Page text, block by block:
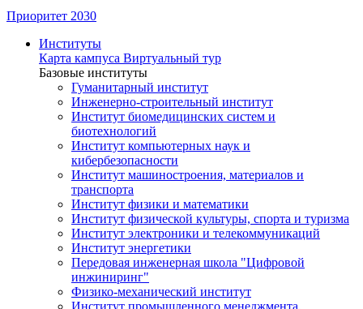
Приоритет 2030
Институты
Карта кампуса Виртуальный тур
Базовые институты
Гуманитарный институт
Инженерно-строительный институт
Институт биомедицинских систем и
биотехнологий
Институт компьютерных наук и
кибербезопасности
Институт машиностроения, материалов и
транспорта
Институт физики и математики
Институт физической культуры, спорта и туризма
Институт электроники и телекоммуникаций
Институт энергетики
Передовая инженерная школа "Цифровой
инжиниринг"
Физико-механический институт
Институт промышленного менеджмента,